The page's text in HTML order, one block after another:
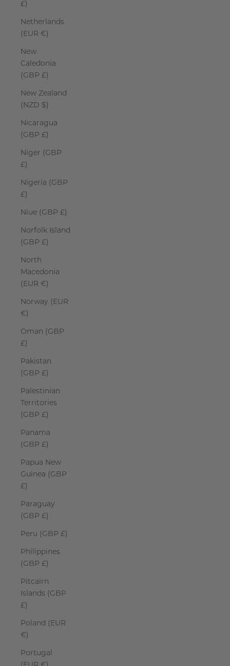
£)
Netherlands
(EUR €)
New
Caledonia
(GBP £)
New Zealand
(NZD $)
Nicaragua
(GBP £)
Niger (GBP
£)
Nigeria (GBP
£)
Niue (GBP £)
Norfolk Island
(GBP £)
North
Macedonia
(EUR €)
Norway (EUR
€)
Oman (GBP
£)
Pakistan
(GBP £)
Palestinian
Territories
(GBP £)
Panama
(GBP £)
Papua New
Guinea (GBP
£)
Paraguay
(GBP £)
Peru (GBP £)
Philippines
(GBP £)
Pitcairn
Islands (GBP
£)
Poland (EUR
€)
Portugal